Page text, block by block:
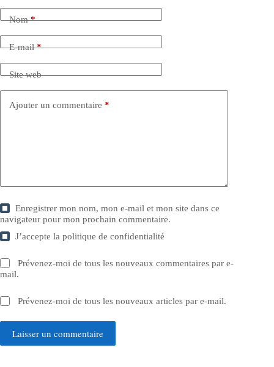
Nom*
E-mail*
Site web
Ajouter un commentaire *
Enregistrer mon nom, mon e-mail et mon site dans ce
navigateur pour mon prochain commentaire.
J’accepte lapolitique de confidentialité
Prévenez-moi de tous les nouveaux commentaires par e-
mail.
Prévenez-moi de tous les nouveaux articles par e-mail.
Laisser un commentaire